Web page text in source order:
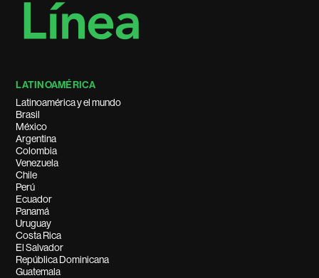
LATINOAMÉRICA
Latinoamérica y el mundo
Brasil
México
Argentina
Colombia
Venezuela
Chile
Perú
Ecuador
Panamá
Uruguay
Costa Rica
El Salvador
República Dominicana
Guatemala